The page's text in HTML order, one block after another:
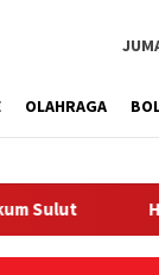
OLAHRAGA
HUT